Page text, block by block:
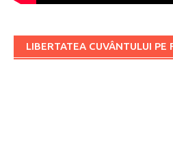
LIBERTATEA CUVÂNTULUI PE